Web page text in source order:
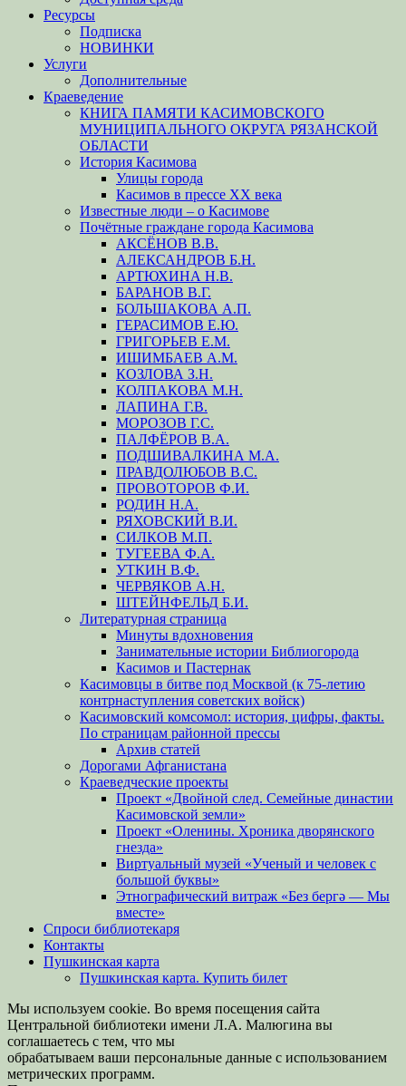
Ресурсы
Подписка
НОВИНКИ
Услуги
Дополнительные
Краеведение
КНИГА ПАМЯТИ КАСИМОВСКОГО
МУНИЦИПАЛЬНОГО ОКРУГА РЯЗАНСКОЙ
ОБЛАСТИ
История Касимова
Улицы города
Касимов в прессе XX века
Известные люди – о Касимове
Почётные граждане города Касимова
АКСЁНОВ В.В.
АЛЕКСАНДРОВ Б.Н.
АРТЮХИНА Н.В.
БАРАНОВ В.Г.
БОЛЬШАКОВА А.П.
ГЕРАСИМОВ Е.Ю.
ГРИГОРЬЕВ Е.М.
ИШИМБАЕВ А.М.
КОЗЛОВА З.Н.
КОЛПАКОВА М.Н.
ЛАПИНА Г.В.
МОРОЗОВ Г.С.
ПАЛФЁРОВ В.А.
ПОДШИВАЛКИНА М.А.
ПРАВДОЛЮБОВ В.С.
ПРОВОТОРОВ Ф.И.
РОДИН Н.А.
РЯХОВСКИЙ В.И.
СИЛКОВ М.П.
ТУГЕЕВА Ф.А.
УТКИН В.Ф.
ЧЕРВЯКОВ А.Н.
ШТЕЙНФЕЛЬД Б.И.
Литературная страница
Минуты вдохновения
Занимательные истории Библиогорода
Касимов и Пастернак
Касимовцы в битве под Москвой (к 75-летию
контрнаступления советских войск)
Касимовский комсомол: история, цифры, факты.
По страницам районной прессы
Архив статей
Дорогами Афганистана
Краеведческие проекты
Проект «Двойной след. Семейные династии
Касимовской земли»
Проект «Оленины. Хроника дворянского
гнезда»
Виртуальный музей «Ученый и человек с
большой буквы»
Этнографический витраж «Без бергə — Мы
вместе»
Спроси библиотекаря
Контакты
Пушкинская карта
Пушкинская карта. Купить билет
Мы используем cookie. Во время посещения сайта
Центральной библиотеки имени Л.А. Малюгина вы
соглашаетесь с тем, что мы
обрабатываем ваши персональные данные с использованием
метрических программ.